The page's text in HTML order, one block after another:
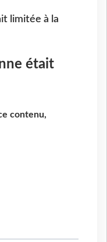
limitée à la
était
contenu,